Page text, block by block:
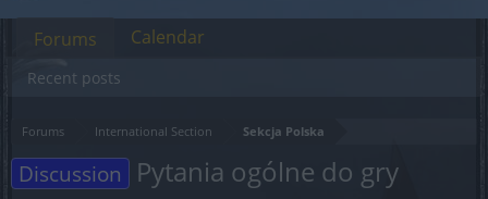
Forums International Section Sekcja Polska
Discussion Pytania ogólne do gry
Forums
Recent posts
Calendar